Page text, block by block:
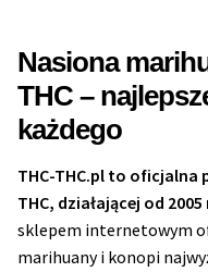
BESTSELLERY
NOWOŚCI
PROMOCJE
PROMOCJE 1+1
Nasiona
THC –
każdego
THC-THC.pl to oficjalna
THC, działającej od
sklepem internetowym
marihuany i konopi